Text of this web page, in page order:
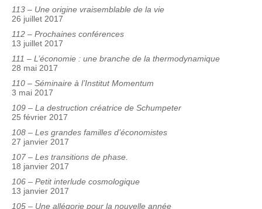
113 – Une origine vraisemblable de la vie
26 juillet 2017
112 – Prochaines conférences
13 juillet 2017
111 – L’économie : une branche de la thermodynamique
28 mai 2017
110 – Séminaire à l’Institut Momentum
3 mai 2017
109 – La destruction créatrice de Schumpeter
25 février 2017
108 – Les grandes familles d’économistes
27 janvier 2017
107 – Les transitions de phase.
18 janvier 2017
106 – Petit interlude cosmologique
13 janvier 2017
105 – Une allégorie pour la nouvelle année